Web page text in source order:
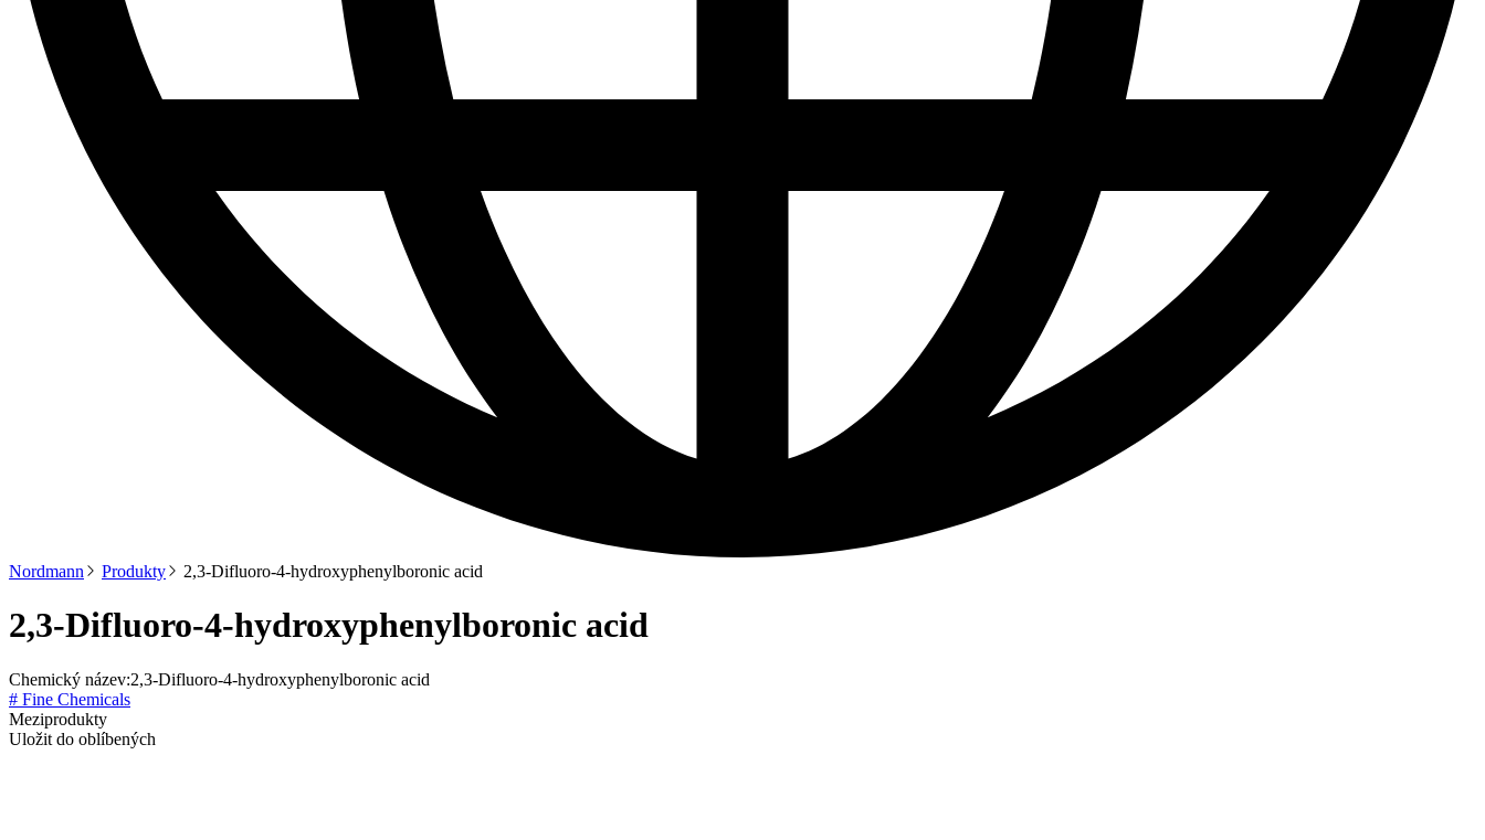
Nordmann Produkty 2,3-Difluoro-4-hydroxyphenylboronic acid
2,3-Difluoro-4-hydroxyphenylboronic acid
Chemický název:2,3-Difluoro-4-hydroxyphenylboronic acid
# Fine Chemicals
Meziprodukty
Uložit do oblíbených